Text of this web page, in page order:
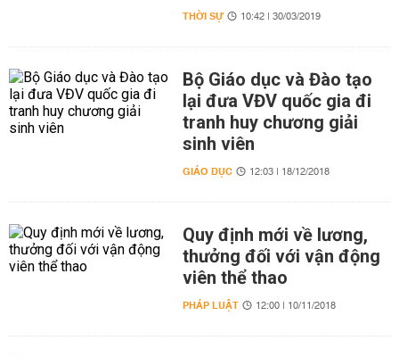
THỜI SỰ 10:42 | 30/03/2019
Bộ Giáo dục và Đào tạo
lại đưa VĐV quốc gia đi
tranh huy chương giải
sinh viên
GIÁO DỤC 12:03 | 18/12/2018
Quy định mới về lương,
thưởng đối với vận động
viên thể thao
PHÁP LUẬT 12:00 | 10/11/2018